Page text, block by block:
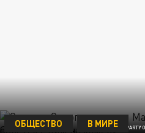
AK PARTY
ОБЩЕСТВО В МИРЕ